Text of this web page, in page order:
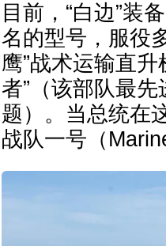
目前，“白边”装
名的型号，服役
鹰”战术运输直
者”（该部队最
题）。当总统在
战队一号（